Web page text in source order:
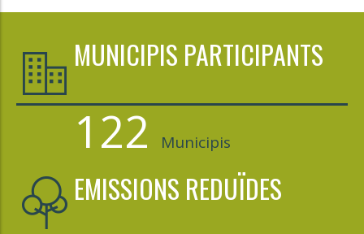
MUNICIPIS PARTICIPANTS
122 Municipis
EMISSIONS REDUÏDES